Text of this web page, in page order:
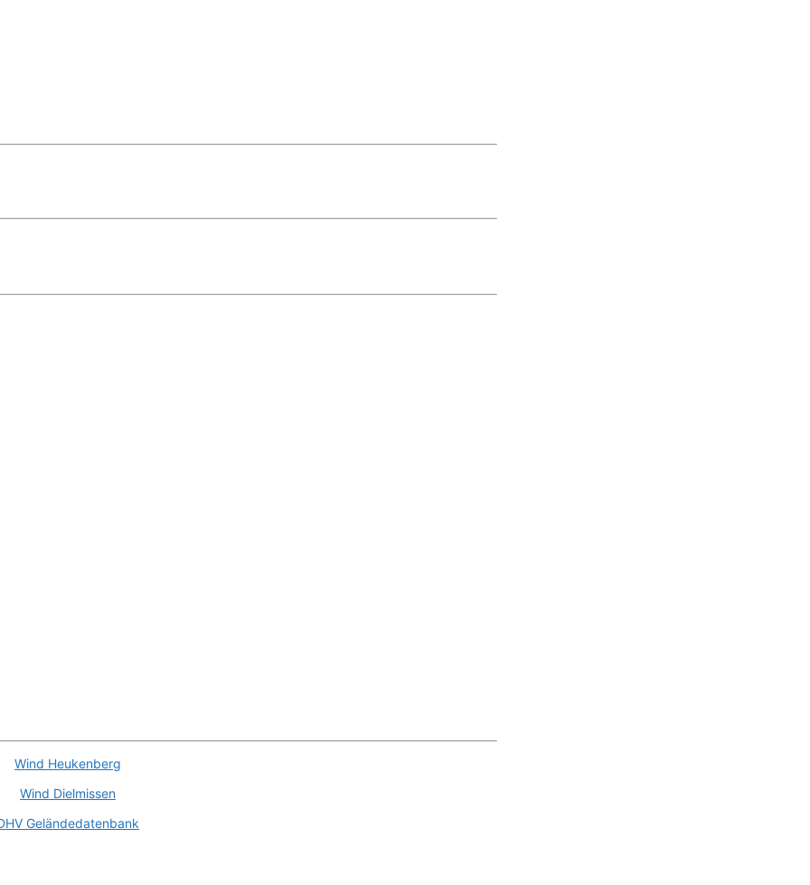
Wind Heukenberg
Wind Dielmissen
Geländedatenbank